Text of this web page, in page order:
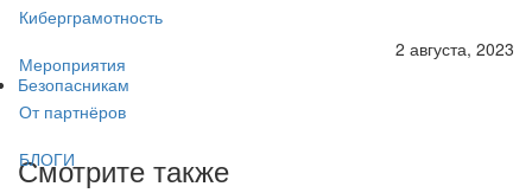
Киберграмотность
Мероприятия
От партнёров
БЛОГИ
2 августа, 2023
Безопасникам
Смотрите также